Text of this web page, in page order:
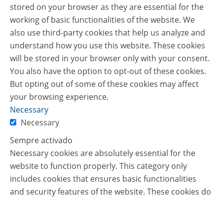
stored on your browser as they are essential for the
working of basic functionalities of the website. We
also use third-party cookies that help us analyze and
understand how you use this website. These cookies
will be stored in your browser only with your consent.
You also have the option to opt-out of these cookies.
But opting out of some of these cookies may affect
your browsing experience.
Necessary
Necessary
Sempre activado
Necessary cookies are absolutely essential for the
website to function properly. This category only
includes cookies that ensures basic functionalities
and security features of the website. These cookies do